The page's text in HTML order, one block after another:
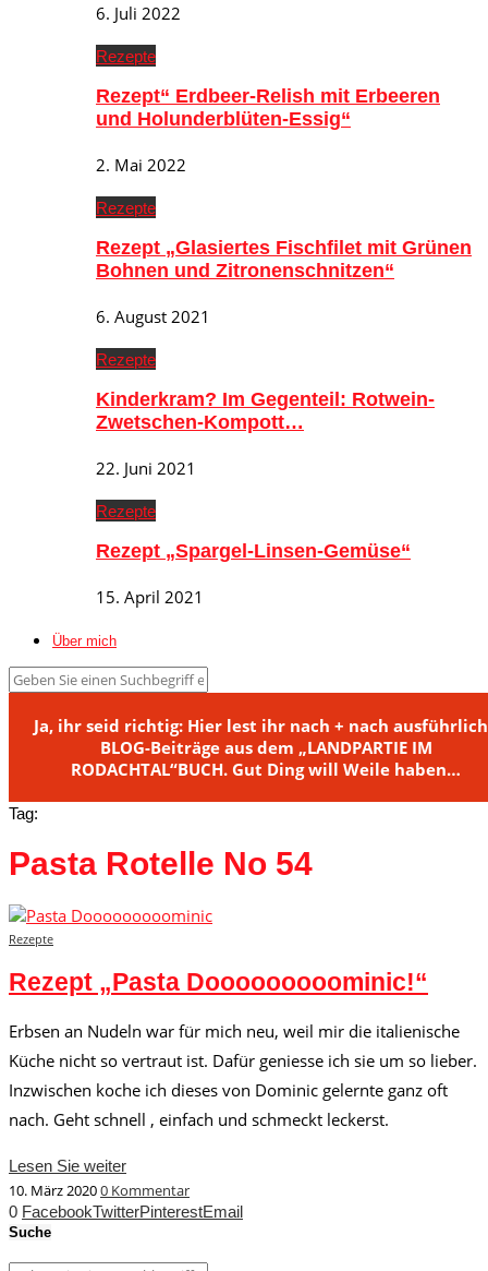
6. Juli 2022
Rezepte
Rezept“ Erdbeer-Relish mit Erbeeren
und Holunderblüten-Essig“
2. Mai 2022
Rezepte
Rezept „Glasiertes Fischfilet mit Grünen
Bohnen und Zitronenschnitzen“
6. August 2021
Rezepte
Kinderkram? Im Gegenteil: Rotwein-
Zwetschen-Kompott…
22. Juni 2021
Rezepte
Rezept „Spargel-Linsen-Gemüse“
15. April 2021
Über mich
Ja, ihr seid richtig: Hier lest ihr nach + nach
BLOG-Beiträge aus dem „LANDPARTIE IM
RODACHTAL“BUCH. Gut Ding will Weile haben…
Tag:
Pasta Rotelle No 54
Rezepte
Rezept „Pasta Dooooooooominic!“
Erbsen an Nudeln war für mich neu, weil mir die italienische
Küche nicht so vertraut ist. Dafür geniesse ich sie um so lieber.
Inzwischen koche ich dieses von Dominic gelernte ganz oft
nach. Geht schnell , einfach und schmeckt leckerst.
Lesen Sie weiter
10. März 20200 Kommentar
0 FacebookTwitterPinterestEmail
Suche